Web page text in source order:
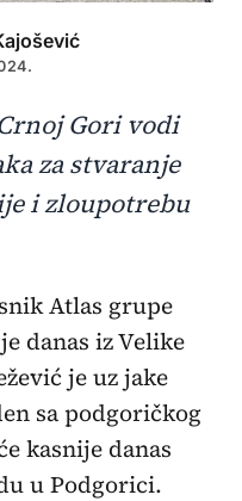
Gori vodi
za stvaranje
i zloupotrebu
danas iz Velike
je uz jake
sa podgoričkog
kasnije danas
u Podgorici.